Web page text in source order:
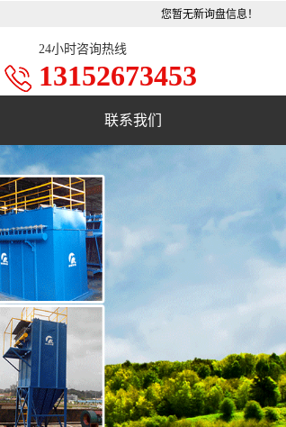
您暂无新询盘信息！
24小时咨询热线
13152673453
联系我们